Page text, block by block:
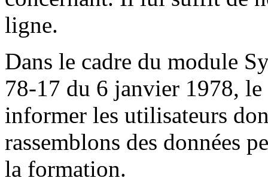
ligne.
Dans le cadre du module
78-17 du 6 janvier 1978, le
informer les utilisateurs
rassemblons des données
la formation.